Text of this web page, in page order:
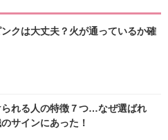
クは大丈夫？火が通っているか確
れる人の特徴７つ…なぜ選ばれ
サインにあった！